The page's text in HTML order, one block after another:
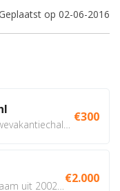
op 02-06-2016
€300
€2.000